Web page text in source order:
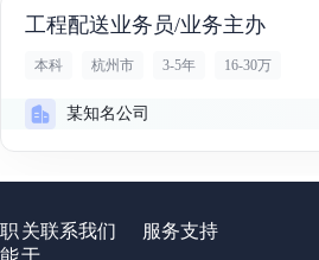
工程配送业务员/业务主办
本科 杭州市 3-5年 16-30万
某知名公司
职
能
关
于
联系我们 服务支持